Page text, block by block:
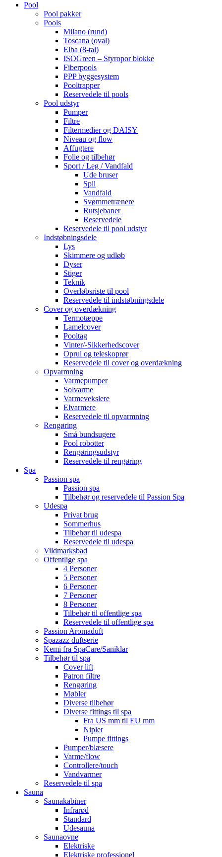
Pool
Pool pakker
Pools
Milano (rund)
Toscana (oval)
Elba (8-tal)
ISOGreen – Styropor blokke
Fiberpools
PPP byggesystem
Pooltrapper
Reservedele til pools
Pool udstyr
Pumper
Filtre
Filtermedier og DAISY
Niveau og flow
Affugtere
Folie og tilbehør
Sport / Leg / Vandfald
Ude bruser
Spil
Vandfald
Svømmetrænere
Rutsjebaner
Reservedele
Reservedele til pool udstyr
Indstøbningsdele
Lys
Skimmere og udløb
Dyser
Stiger
Teknik
Overløbsriste til pool
Reservedele til indstøbningsdele
Cover og overdækning
Termotæppe
Lamelcover
Pooltag
Vinter/-Sikkerhedscover
Oprul og teleskoprør
Reservedele til cover og overdækning
Opvarmning
Varmepumper
Solvarme
Varmevekslere
Elvarmere
Reservedele til opvarmning
Rengøring
Små bundsugere
Pool robotter
Rengøringsudstyr
Reservedele til rengøring
Spa
Passion spa
Passion spa
Tilbehør og reservedele til Passion Spa
Udespa
Privat brug
Sommerhus
Tilbehør til udespa
Reservedele til udespa
Vildmarksbad
Offentlige spa
4 Personer
5 Personer
6 Personer
7 Personer
8 Personer
Tilbehør til offentlige spa
Reservedele til offentlige spa
Passion Aromaduft
Spazazz duftserie
Kemi fra SpaCare/Saniklar
Tilbehør til spa
Cover lift
Patron filtre
Rengøring
Møbler
Diverse tilbehør
Diverse fittings til spa
Fra US mm til EU mm
Nipler
Pumpe fittings
Pumper/blæsere
Varme/flow
Controllere/touch
Vandvarmer
Reservedele til spa
Sauna
Saunakabiner
Infrarød
Standard
Udesauna
Saunaovne
Elektriske
Elektriske professionel